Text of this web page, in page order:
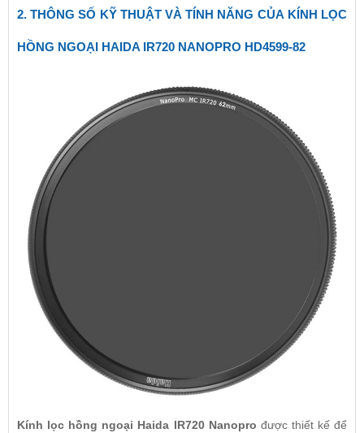
2. THÔNG SỐ KỸ THUẬT VÀ TÍNH NĂNG CỦA KÍNH LỌC
HỒNG NGOẠI HAIDA IR720 NANOPRO HD4599-82
Kính lọc hồng ngoại Haida IR720 Nanopro được thiết kế để